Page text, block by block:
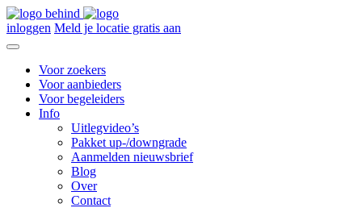
inloggen Meld je locatie gratis aan
Voor zoekers
Voor aanbieders
Voor begeleiders
Info
Uitlegvideo’s
Pakket up-/downgrade
Aanmelden nieuwsbrief
Blog
Over
Contact